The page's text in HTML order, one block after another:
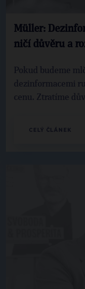
Müller:
ničí důvěru a
Pokud budeme
dezinformacemi
cenu. Ztratíme
CELÝ ČLÁNEK